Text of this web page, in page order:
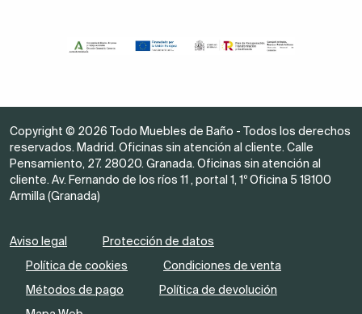
Copyright © 2026 Todo Muebles de Baño - Todos los derechos
reservados. Madrid. Oficinas sin atención al cliente. Calle
Pensamiento, 27. 28020. Granada. Oficinas sin atención al
cliente. Av. Fernando de los ríos 11 , portal 1, 1º Oficina 5 18100
Armilla (Granada)
Aviso legal
Protección de datos
Política de cookies
Condiciones de venta
Métodos de pago
Política de devolución